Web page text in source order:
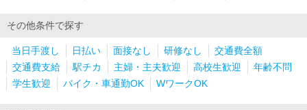
その他条件で探す
当日手渡し 日払い 面接なし 研修なし
交通費全額
交通費支給
駅チカ 主婦・主夫歓迎 高校生歓迎
年齢不問
学生歓迎
バイク・車通勤OK WワークOK